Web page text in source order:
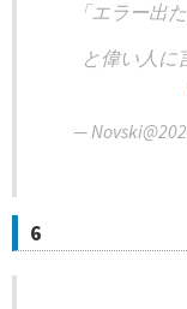
「エラー出
と偉い人に
—
6